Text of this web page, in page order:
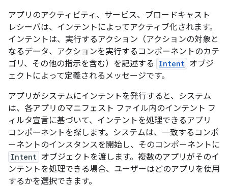
アプリのアクティビティ、サービス、ブロードキャスト
レシーバは、インテント によってアクティブ化されます。
インテントは、実行するアクション（アクションの対象と
なるデータ、アクションを実行するコンポーネントのカテ
ゴリ、その他の指示を含む）を記述する
Intent オブジ
ェクトによって定義されるメッセージです。
アプリがシステムにインテントを発行すると、システム
は、各アプリのマニフェスト ファイル内のインテント フ
ィルタ宣言に基づいて、インテントを処理できるアプリ
コンポーネントを探します。システムは、一致するコンポ
ーネントのインスタンスを開始し、そのコンポーネントに
Intent オブジェクトを渡します。複数のアプリがそのイ
ンテントを処理できる場合、ユーザーはどのアプリを使用
するかを選択できます。